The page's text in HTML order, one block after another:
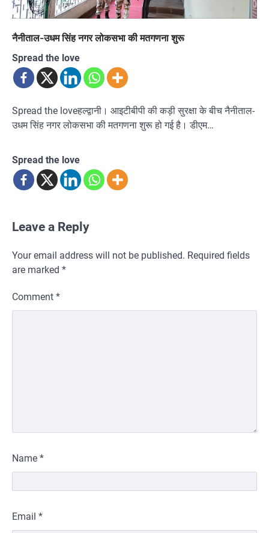
नैनीताल-उधम सिंह नगर लोकसभा की मतगणना शुरू
Spread the love
Spread the loveहल्द्वानी। आइटीबीपी की कड़ी सुरक्षा के बीच नैनीताल-
उधम सिंह नगर लोकसभा की मतगणना शुरू हो गई है। डीएम…
Spread the love
Leave a Reply
Your email address will not be published. Required fields
are marked *
Comment *
Name *
Email *